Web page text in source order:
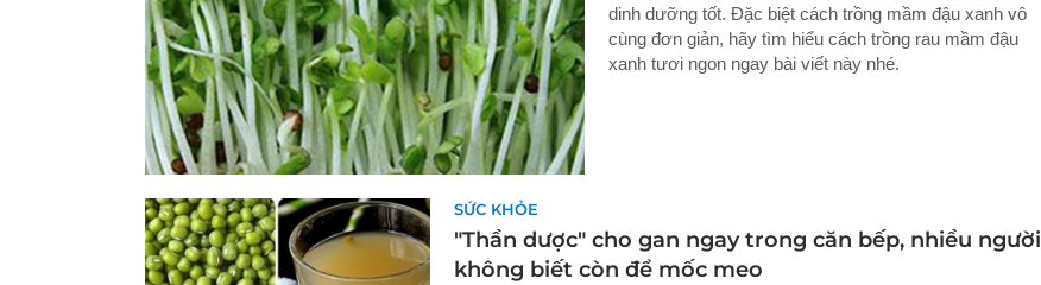
dinh dưỡng tốt. Đặc biệt cách trồng mầm đậu xanh vô
cùng đơn giản, hãy tìm hiểu cách trồng rau mầm đậu
xanh tươi ngon ngay bài viết này nhé.
SỨC KHỎE
"Thần dược" cho gan ngay trong căn bếp, nhiều người
không biết còn để mốc meo